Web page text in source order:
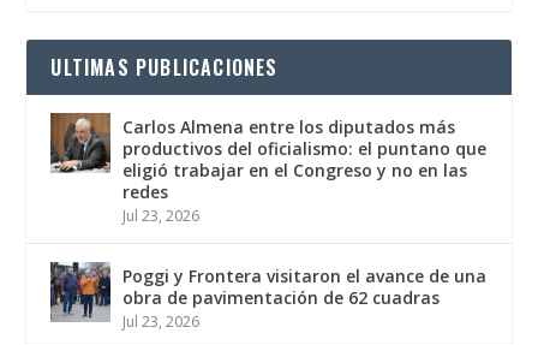
ULTIMAS PUBLICACIONES
Carlos Almena entre los diputados más
productivos del oficialismo: el puntano que
eligió trabajar en el Congreso y no en las
redes
Jul 23, 2026
Poggi y Frontera visitaron el avance de una
obra de pavimentación de 62 cuadras
Jul 23, 2026